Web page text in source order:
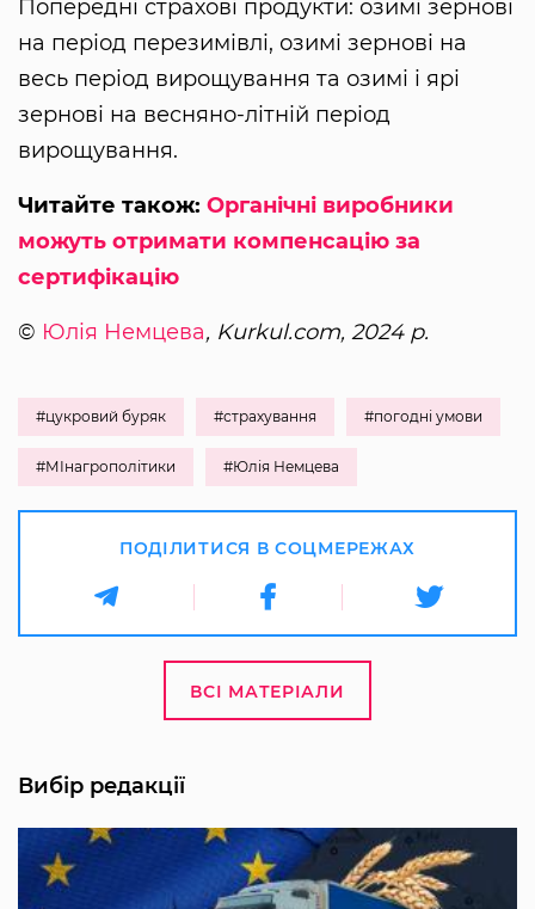
Попередні страхові продукти: озимі зернові
на період перезимівлі, озимі зернові на
весь період вирощування та озимі і ярі
зернові на весняно-літній період
вирощування.
Читайте також: Органічні виробники
можуть отримати компенсацію за
сертифікацію
© Юлія Немцева, Kurkul.com, 2024 р.
#цукровий буряк #страхування #погодні умови
#МІнагрополітики #Юлія Немцева
ПОДІЛИТИСЯ В СОЦМЕРЕЖАХ
ВСІ МАТЕРІАЛИ
Вибір редакції